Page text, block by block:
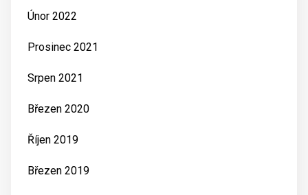
Únor 2022
Prosinec 2021
Srpen 2021
Březen 2020
Říjen 2019
Březen 2019